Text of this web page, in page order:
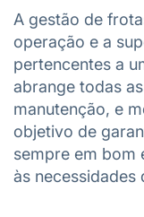
A gestão de
operação e a
pertencentes a
abrange todas
manutenção, e
objetivo de
sempre em bom
às necessidades